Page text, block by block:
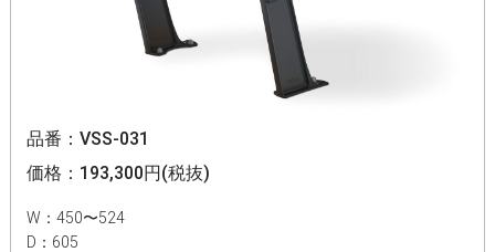
品番：VSS-031
価格：193,300円(税抜)
W：450〜524
D：605